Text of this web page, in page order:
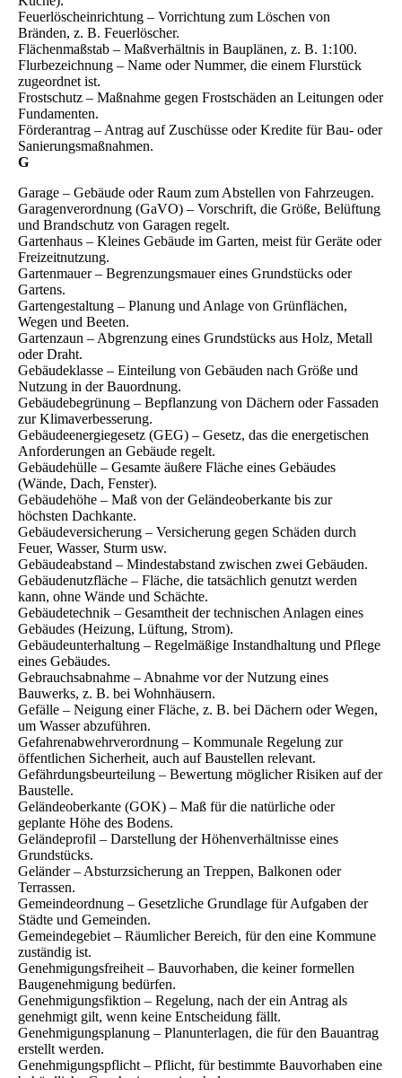
Feuerlöscheinrichtung – Vorrichtung zum Löschen von
Bränden, z. B. Feuerlöscher.
Flächenmaßstab – Maßverhältnis in Bauplänen, z. B. 1:100.
Flurbezeichnung – Name oder Nummer, die einem Flurstück
zugeordnet ist.
Frostschutz – Maßnahme gegen Frostschäden an Leitungen oder
Fundamenten.
Förderantrag – Antrag auf Zuschüsse oder Kredite für Bau- oder
Sanierungsmaßnahmen.
G
Garage – Gebäude oder Raum zum Abstellen von Fahrzeugen.
Garagenverordnung (GaVO) – Vorschrift, die Größe, Belüftung
und Brandschutz von Garagen regelt.
Gartenhaus – Kleines Gebäude im Garten, meist für Geräte oder
Freizeitnutzung.
Gartenmauer – Begrenzungsmauer eines Grundstücks oder
Gartens.
Gartengestaltung – Planung und Anlage von Grünflächen,
Wegen und Beeten.
Gartenzaun – Abgrenzung eines Grundstücks aus Holz, Metall
oder Draht.
Gebäudeklasse – Einteilung von Gebäuden nach Größe und
Nutzung in der Bauordnung.
Gebäudebegrünung – Bepflanzung von Dächern oder Fassaden
zur Klimaverbesserung.
Gebäudeenergiegesetz (GEG) – Gesetz, das die energetischen
Anforderungen an Gebäude regelt.
Gebäudehülle – Gesamte äußere Fläche eines Gebäudes
(Wände, Dach, Fenster).
Gebäudehöhe – Maß von der Geländeoberkante bis zur
höchsten Dachkante.
Gebäudeversicherung – Versicherung gegen Schäden durch
Feuer, Wasser, Sturm usw.
Gebäudeabstand – Mindestabstand zwischen zwei Gebäuden.
Gebäudenutzfläche – Fläche, die tatsächlich genutzt werden
kann, ohne Wände und Schächte.
Gebäudetechnik – Gesamtheit der technischen Anlagen eines
Gebäudes (Heizung, Lüftung, Strom).
Gebäudeunterhaltung – Regelmäßige Instandhaltung und Pflege
eines Gebäudes.
Gebrauchsabnahme – Abnahme vor der Nutzung eines
Bauwerks, z. B. bei Wohnhäusern.
Gefälle – Neigung einer Fläche, z. B. bei Dächern oder Wegen,
um Wasser abzuführen.
Gefahrenabwehrverordnung – Kommunale Regelung zur
öffentlichen Sicherheit, auch auf Baustellen relevant.
Gefährdungsbeurteilung – Bewertung möglicher Risiken auf der
Baustelle.
Geländeoberkante (GOK) – Maß für die natürliche oder
geplante Höhe des Bodens.
Geländeprofil – Darstellung der Höhenverhältnisse eines
Grundstücks.
Geländer – Absturzsicherung an Treppen, Balkonen oder
Terrassen.
Gemeindeordnung – Gesetzliche Grundlage für Aufgaben der
Städte und Gemeinden.
Gemeindegebiet – Räumlicher Bereich, für den eine Kommune
zuständig ist.
Genehmigungsfreiheit – Bauvorhaben, die keiner formellen
Baugenehmigung bedürfen.
Genehmigungsfiktion – Regelung, nach der ein Antrag als
genehmigt gilt, wenn keine Entscheidung fällt.
Genehmigungsplanung – Planunterlagen, die für den Bauantrag
erstellt werden.
Genehmigungspflicht – Pflicht, für bestimmte Bauvorhaben eine